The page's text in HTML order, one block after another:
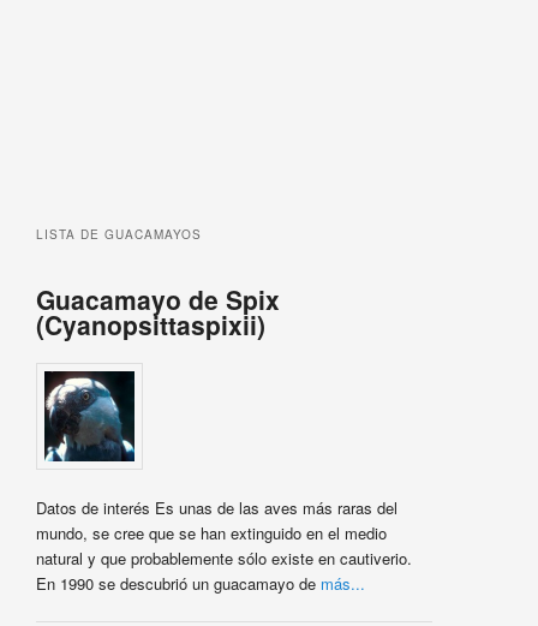
LISTA DE GUACAMAYOS
Guacamayo de Spix
(Cyanopsittaspixii)
Datos de interés Es unas de las aves más raras del
mundo, se cree que se han extinguido en el medio
natural y que probablemente sólo existe en cautiverio.
En 1990 se descubrió un guacamayo de más...